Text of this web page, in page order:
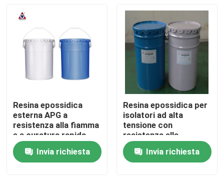
Casa.
Prodotti
Resina epossidica
esterna APG a
resistenza alla fiamma
e a curatura rapida
per fusioni flessibili in
isolatori ad alta
tensione
Invia richiesta
Resina epossidica per
isolatori ad alta
tensione con
resistenza alla
spaccatura e allo
shock termico
Invia richiesta